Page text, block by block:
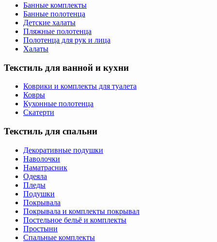
Банные комплекты
Банные полотенца
Детские халаты
Пляжные полотенца
Полотенца для рук и лица
Халаты
Текстиль для ванной и кухни
Коврики и комплекты для туалета
Ковры
Кухонные полотенца
Скатерти
Текстиль для спальни
Декоративные подушки
Наволочки
Наматрасник
Одеяла
Пледы
Подушки
Покрывала
Покрывала и комплекты покрывал
Постельное бельё и комплекты
Простыни
Спальные комплекты